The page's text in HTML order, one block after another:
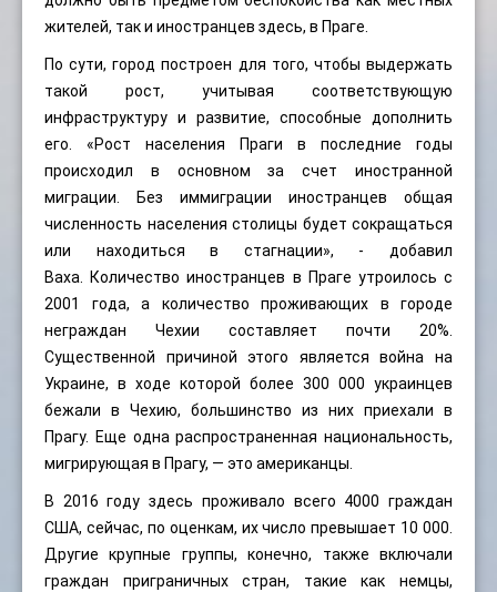
жителей, так и иностранцев здесь, в Праге.
По сути, город построен для того, чтобы выдержать
такой рост, учитывая соответствующую
инфраструктуру и развитие, способные дополнить
его. «Рост населения Праги в последние годы
происходил в основном за счет иностранной
миграции. Без иммиграции иностранцев общая
численность населения столицы будет сокращаться
или находиться в стагнации», - добавил
Ваха. Количество иностранцев в Праге утроилось с
2001 года, а количество проживающих в городе
неграждан Чехии составляет почти 20%.
Существенной причиной этого является война на
Украине, в ходе которой более 300 000 украинцев
бежали в Чехию, большинство из них приехали в
Прагу. Еще одна распространенная национальность,
мигрирующая в Прагу, — это американцы.
В 2016 году здесь проживало всего 4000 граждан
США, сейчас, по оценкам, их число превышает 10 000.
Другие крупные группы, конечно, также включали
граждан приграничных стран, такие как немцы,